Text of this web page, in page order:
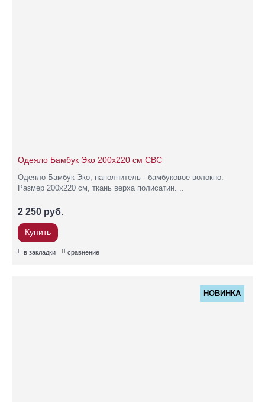
Одеяло Бамбук Эко 200х220 см СВС
Одеяло Бамбук Эко, наполнитель - бамбуковое волокно.
Размер 200х220 см, ткань верха полисатин. ..
2 250 руб.
Купить
в закладки сравнение
НОВИНКА